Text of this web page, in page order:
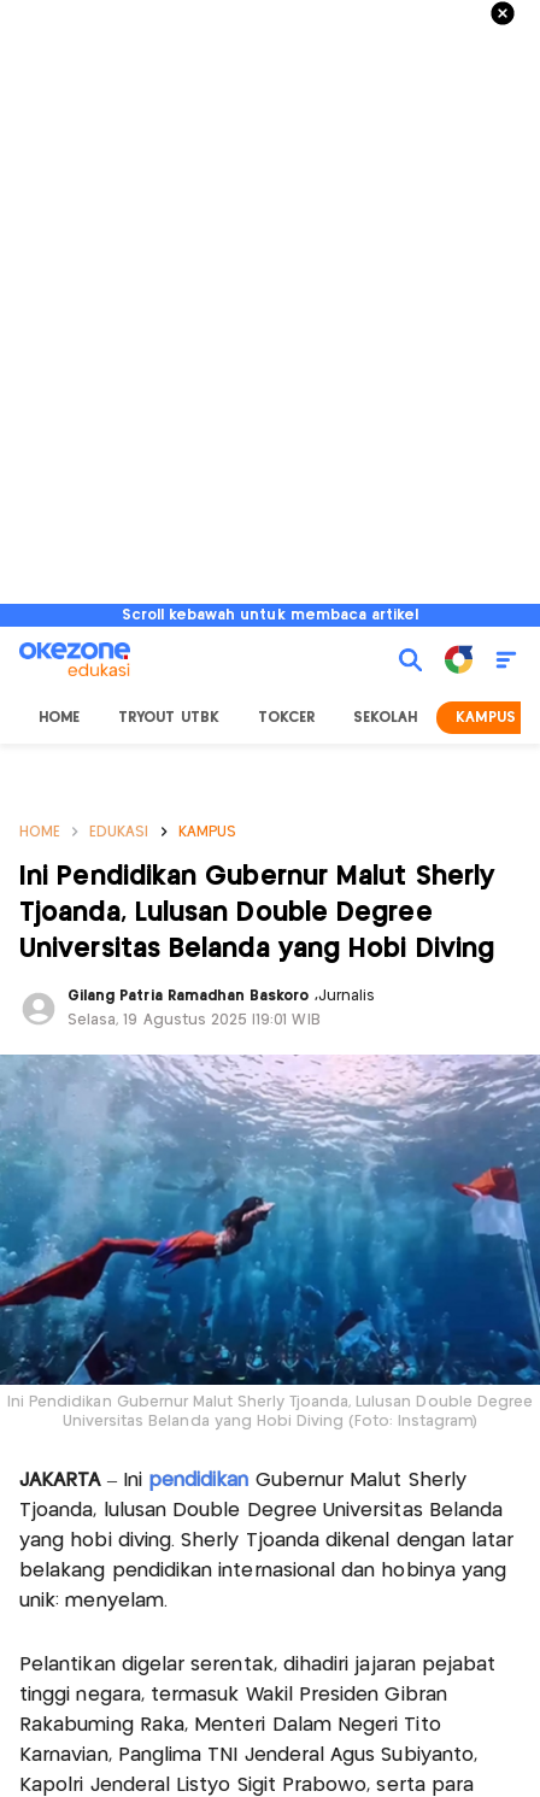
Scroll kebawah untuk membaca artikel
HOME TRYOUT UTBK TOKCER SEKOLAH KAMPUS
HOME EDUKASI KAMPUS
Ini Pendidikan Gubernur Malut Sherly
Tjoanda, Lulusan Double Degree
Universitas Belanda yang Hobi Diving
Gilang Patria Ramadhan Baskoro ,Jurnalis
Selasa, 19 Agustus 2025 |19:01 WIB
Ini Pendidikan Gubernur Malut Sherly Tjoanda, Lulusan Double Degree
Universitas Belanda yang Hobi Diving (Foto: Instagram)
JAKARTA– Ini pendidikan Gubernur Malut Sherly
Tjoanda, lulusan Double Degree Universitas Belanda
yang hobi diving. Sherly Tjoanda dikenal dengan latar
belakang pendidikan internasional dan hobinya yang
unik: menyelam.
Pelantikan digelar serentak, dihadiri jajaran pejabat
tinggi negara, termasuk Wakil Presiden Gibran
Rakabuming Raka, Menteri Dalam Negeri Tito
Karnavian, Panglima TNI Jenderal Agus Subiyanto,
Kapolri Jenderal Listyo Sigit Prabowo, serta para